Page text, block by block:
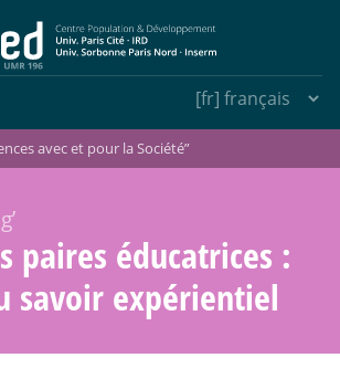
avec et pour la Société”
paires éducatrices :
savoir expérientiel